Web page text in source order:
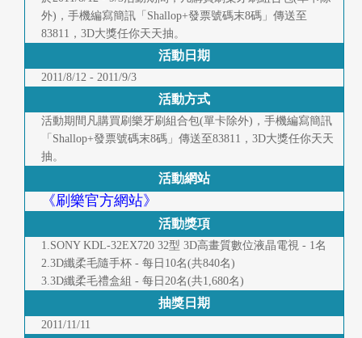
外)，手機編寫簡訊「Shallop+發票號碼末8碼」傳送至
83811，3D大獎任你天天抽。
活動日期
2011/8/12 - 2011/9/3
活動方式
活動期間凡購買刷樂牙刷組合包(單卡除外)，手機編寫簡訊
「Shallop+發票號碼末8碼」傳送至83811，3D大獎任你天天
抽。
活動網站
《刷樂官方網站》
活動獎項
1.SONY KDL-32EX720 32型 3D高畫質數位液晶電視 - 1名
2.3D纖柔毛隨手杯 - 每日10名(共840名)
3.3D纖柔毛禮盒組 - 每日20名(共1,680名)
抽獎日期
2011/11/11